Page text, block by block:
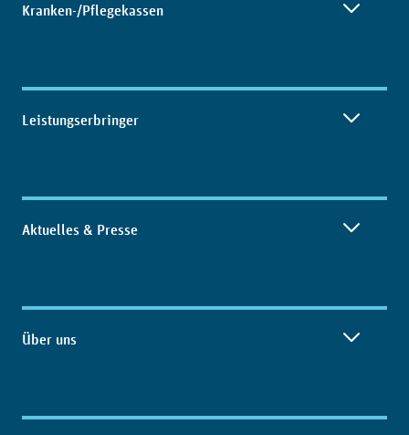
Kranken-/Pflegekassen
Leistungserbringer
Aktuelles & Presse
Über uns